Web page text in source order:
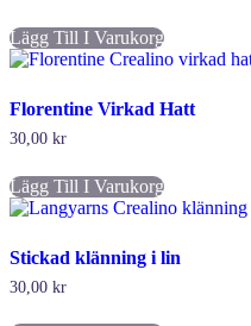
Lägg Till I Varukorg
Florentine Virkad Hatt
30,00 kr
Lägg Till I Varukorg
Stickad klänning i lin
30,00 kr